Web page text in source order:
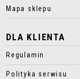
Mapa sklepu
DLA KLIENTA
Regulamin
Polityka serwisu